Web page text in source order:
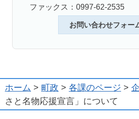
ファックス：0997-62-2535
お問い合わせフォー
ホーム > 町政 > 各課のページ >
さと名物応援宣言」について